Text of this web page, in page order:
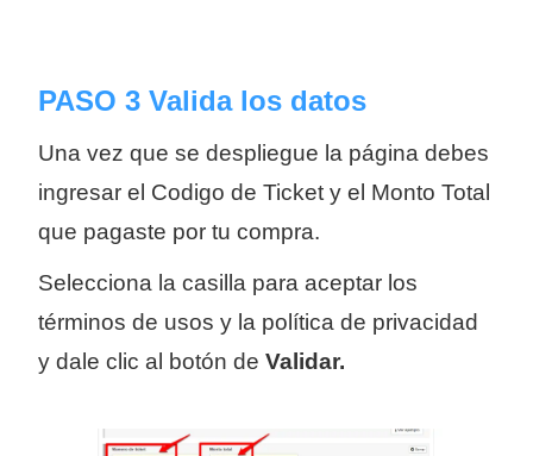
PASO 3 Valida los datos
Una vez que se despliegue la página debes
ingresar el Codigo de Ticket y el Monto Total
que pagaste por tu compra.
Selecciona la casilla para aceptar los
términos de usos y la política de privacidad
y dale clic al botón deValidar.